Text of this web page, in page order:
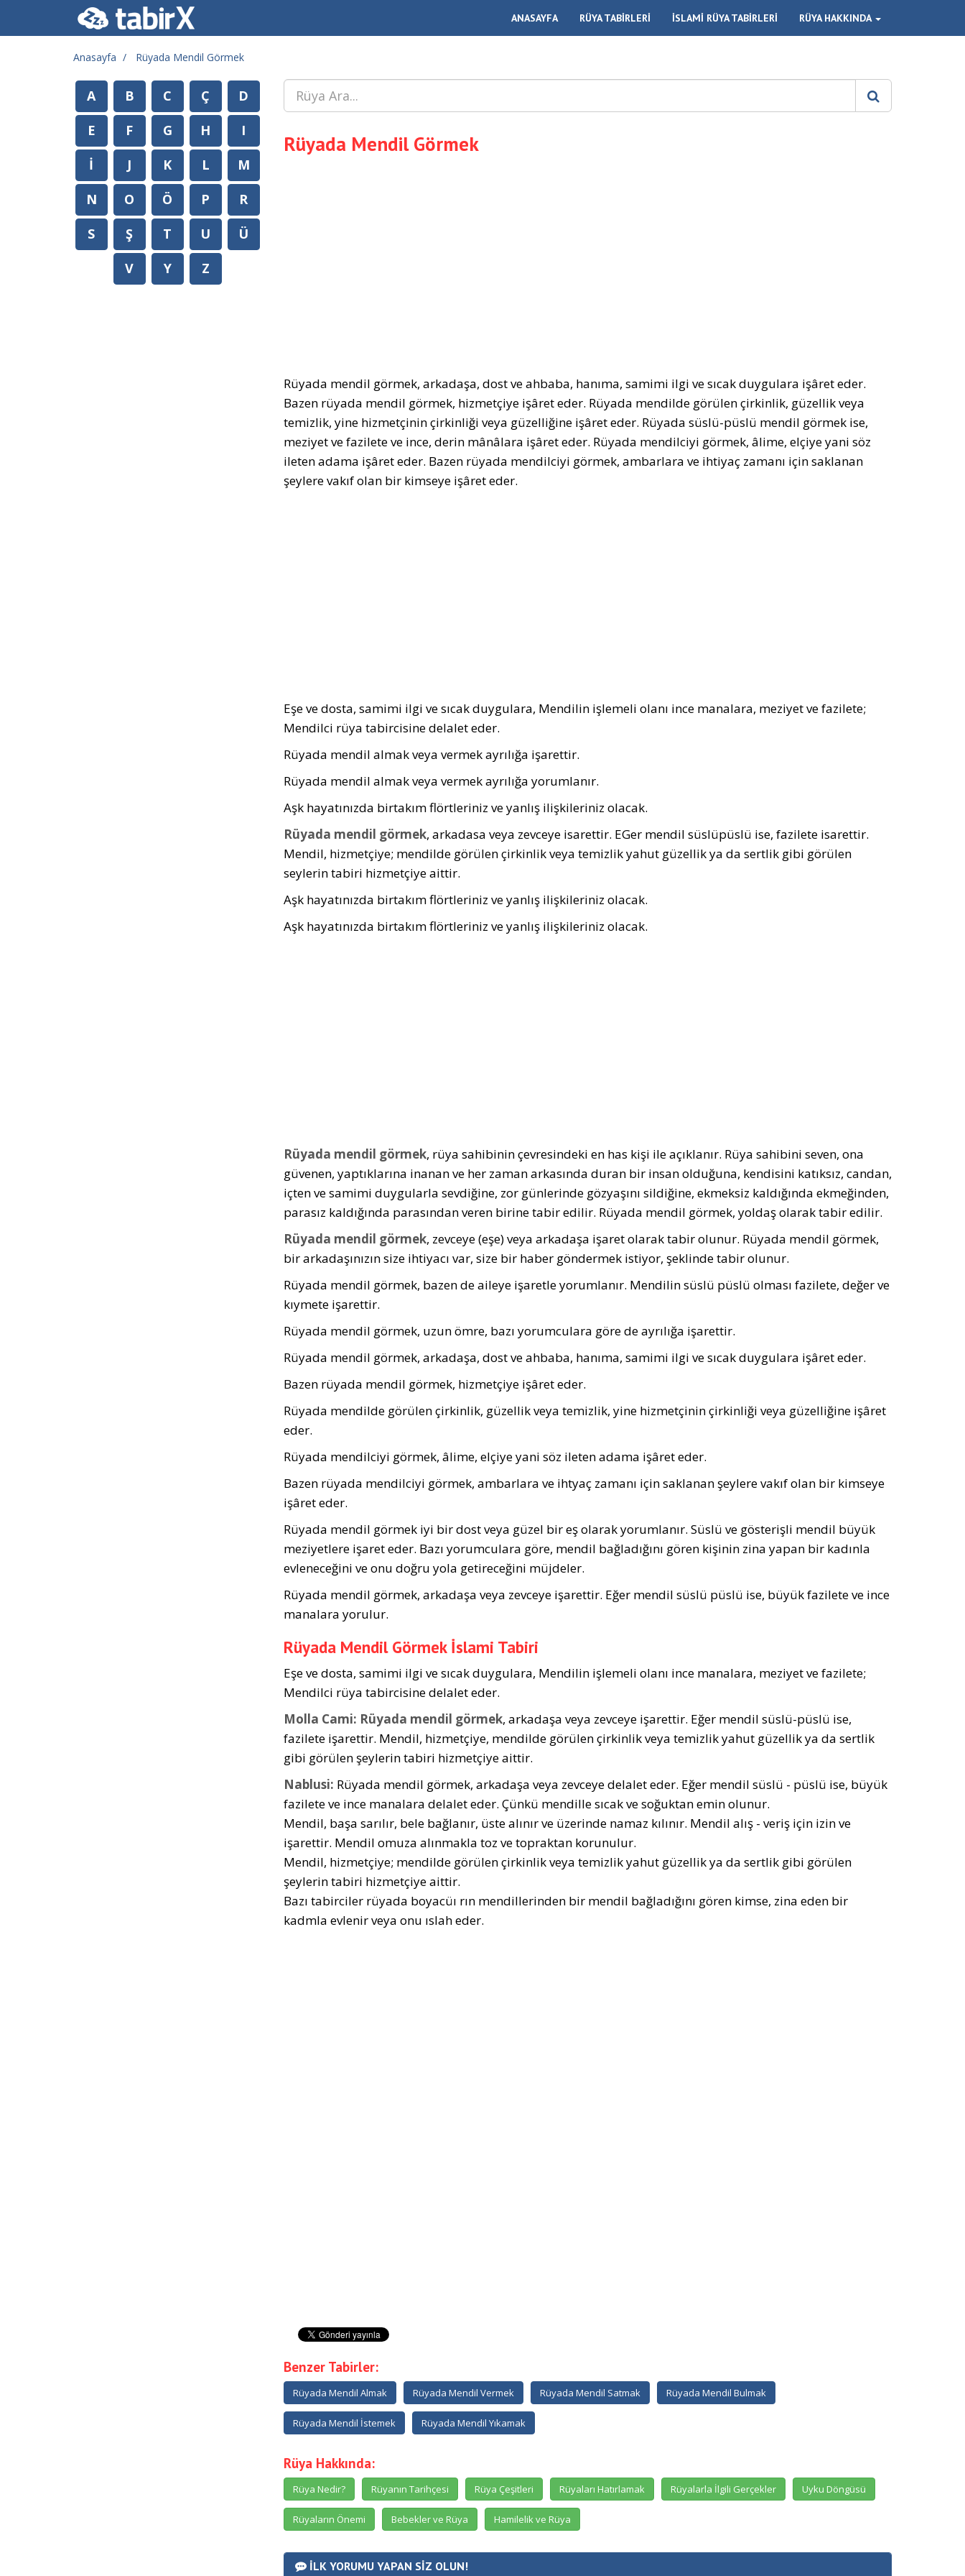
ANASAYFA RÜYA TABİRLERİ İSLAMİ RÜYA TABİRLERİ RÜYA HAKKINDA
Anasayfa Rüyada Mendil Görmek
Rüyada Mendil Görmek
Rüyada mendil görmek, arkadaşa, dost ve ahbaba, hanıma, samimi ilgi ve sıcak duygulara işâret eder.
Bazen rüyada mendil görmek, hizmetçiye işâret eder. Rüyada mendilde görülen çirkinlik, güzellik veya
temizlik, yine hizmetçinin çirkinliği veya güzelliğine işâret eder. Rüyada süslü-püslü mendil görmek ise,
meziyet ve fazilete ve ince, derin mânâlara işâret eder. Rüyada mendilciyi görmek, âlime, elçiye yani söz
ileten adama işâret eder. Bazen rüyada mendilciyi görmek, ambarlara ve ihtiyaç zamanı için saklanan
şeylere vakıf olan bir kimseye işâret eder.
Eşe ve dosta, samimi ilgi ve sıcak duygulara, Mendilin işlemeli olanı ince manalara, meziyet ve fazilete;
Mendilci rüya tabircisine delalet eder.
Rüyada mendil almak veya vermek ayrılığa işarettir.
Rüyada mendil almak veya vermek ayrılığa yorumlanır.
Aşk hayatınızda birtakım flörtleriniz ve yanlış ilişkileriniz olacak.
Rüyada mendil görmek, arkadasa veya zevceye isarettir. EGer mendil süslüpüslü ise, fazilete isarettir.
Mendil, hizmetçiye; mendilde görülen çirkinlik veya temizlik yahut güzellik ya da sertlik gibi görülen
seylerin tabiri hizmetçiye aittir.
Aşk hayatınızda birtakım flörtleriniz ve yanlış ilişkileriniz olacak.
Aşk hayatınızda birtakım flörtleriniz ve yanlış ilişkileriniz olacak.
Rüyada mendil görmek, rüya sahibinin çevresindeki en has kişi ile açıklanır. Rüya sahibini seven, ona
güvenen, yaptıklarına inanan ve her zaman arkasında duran bir insan olduğuna, kendisini katıksız, candan,
içten ve samimi duygularla sevdiğine, zor günlerinde gözyaşını sildiğine, ekmeksiz kaldığında ekmeğinden,
parasız kaldığında parasından veren birine tabir edilir. Rüyada mendil görmek, yoldaş olarak tabir edilir.
Rüyada mendil görmek, zevceye (eşe) veya arkadaşa işaret olarak tabir olunur. Rüyada mendil görmek,
bir ar­kadaşınızın size ihtiyacı var, size bir haber göndermek is­tiyor, şeklinde tabir olunur.
Rüyada mendil görmek, bazen de aileye işaretle yorumla­nır. Mendilin süslü püslü olması fazilete, değer ve
kıyme­te işarettir.
Rüyada mendil görmek, uzun ömre, bazı yorum­culara göre de ayrılığa işarettir.
Rüyada mendil görmek, arkadaşa, dost ve ahbaba, hanıma, samimi ilgi ve sıcak duygulara işâret eder.
Bazen rüyada mendil görmek, hizmetçiye işâret eder.
Rüyada mendilde görülen çirkinlik, güzellik veya temizlik, yine hizmetçinin çirkinliği veya güzelliğine işâret
eder.
Rüyada mendilciyi görmek, âlime, elçiye yani söz ileten adama işâret eder.
Bazen rüyada mendilciyi görmek, ambarlara ve ihtyaç zamanı için saklanan şeylere vakıf olan bir kimseye
işâret eder.
Rüyada mendil görmek iyi bir dost veya güzel bir eş olarak yorumlanır. Süslü ve gösterişli mendil büyük
meziyetlere işaret eder. Bazı yorumculara göre, mendil bağladığını gören kişinin zina yapan bir kadınla
evleneceğini ve onu doğru yola getireceğini müjdeler.
Rüyada mendil görmek, arkadaşa veya zevceye işarettir. Eğer mendil süslü püslü ise, büyük fazilete ve ince
manalara yorulur.
Rüyada Mendil Görmek İslami Tabiri
Eşe ve dosta, samimi ilgi ve sıcak duygulara, Mendilin işlemeli olanı ince manalara, meziyet ve fazilete;
Mendilci rüya tabircisine delalet eder.
Molla Cami: Rüyada mendil görmek, arkadaşa veya zevceye işarettir. Eğer mendil süslü-püslü ise,
fazilete işarettir. Mendil, hizmetçiye, mendilde görülen çirkinlik veya temizlik yahut güzellik ya da sertlik
gibi görülen şeylerin tabiri hizmetçiye aittir.
Nablusi: Rüyada mendil görmek, arkadaşa veya zevceye delalet eder. Eğer mendil süslü - püslü ise, büyük
fazilete ve ince manalara delalet eder. Çünkü mendille sıcak ve soğuktan emin olunur.
Mendil, başa sarılır, bele bağlanır, üste alınır ve üzerinde namaz kılınır. Mendil alış - veriş için izin ve
işarettir. Mendil omuza alınmakla toz ve topraktan korunulur.
Mendil, hizmetçiye; mendilde görülen çirkinlik veya temizlik yahut güzellik ya da sertlik gibi görülen
şeylerin tabiri hizmetçiye aittir.
Bazı tabirciler rüyada boyacüı rın mendillerinden bir mendil bağladığını gören kimse, zina eden bir
kadmla evlenir veya onu ıslah eder.
Benzer Tabirler:
Rüyada Mendil Almak Rüyada Mendil Vermek Rüyada Mendil Satmak Rüyada Mendil Bulmak
Rüyada Mendil İstemek Rüyada Mendil Yıkamak
Rüya Hakkında:
Rüya Nedir? Rüyanın Tarihçesi Rüya Çeşitleri Rüyaları Hatırlamak Rüyalarla İlgili Gerçekler Uyku Döngüsü
Rüyaların Önemi Bebekler ve Rüya Hamilelik ve Rüya
İLK YORUMU YAPAN SİZ OLUN!
A B C Ç
D
E
F G H
I
İ
J K L
M
N
O Ö P
R
S
Ş T U
Ü
V
Y Z